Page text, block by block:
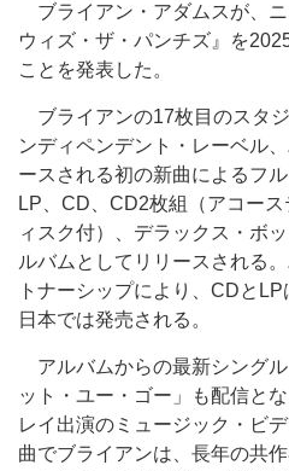
ブライアン・アダムスが、ニ
ウィズ・ザ・パンチズ』を
ことを発表した。
ブライアンの17枚目のスタ
ンディペンデント・レーベル
ースされる初の新曲によるフ
LP、CD、CD2枚組（アコー
ィスク付）、デラックス・ボ
ルバムとしてリリースされる
トナーシップにより、CDと
日本では発売される。
アルバムからの最新シング
ット・ユー・ゴー」も配信と
レイ出演のミュージック・ビ
曲でブライアンは、長年の共